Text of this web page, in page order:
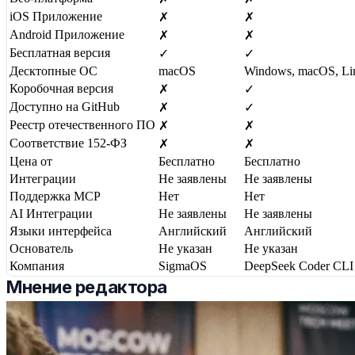
iOS Приложение
✗
✗
Android Приложение
✗
✗
Бесплатная версия
✓
✓
Десктопные ОС
macOS
Windows, macOS,
Коробочная версия
✗
✓
Доступно на GitHub
✗
✓
Реестр отечественного ПО ✗
✗
Соответствие 152-ФЗ
✗
✗
Цена от
Бесплатно
Бесплатно
Интеграции
Не заявлены
Не заявлены
Поддержка MCP
Нет
Нет
AI Интеграции
Не заявлены
Не заявлены
Языки интерфейса
Английский
Английский
Основатель
Не указан
Не указан
Компания
SigmaOS DeepSeek Coder CLI
Мнение редактора